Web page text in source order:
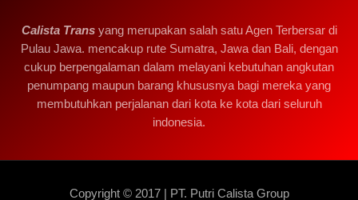
Calista Transyang merupakan salah satu Agen Terbersar di
Pulau Jawa. mencakup rute Sumatra, Jawa dan Bali, dengan
cukup berpengalaman dalam melayani kebutuhan angkutan
penumpang maupun barang khususnya bagi mereka yang
membutuhkan perjalanan dari kota ke kota dari seluruh
indonesia.
Copyright © 2017 | PT. Putri Calista Group